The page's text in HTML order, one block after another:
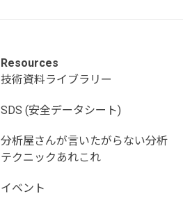
Resources
技術資料ライブラリー
SDS (安全データシート)
分析屋さんが言いたがらない分析
テクニックあれこれ
イベント